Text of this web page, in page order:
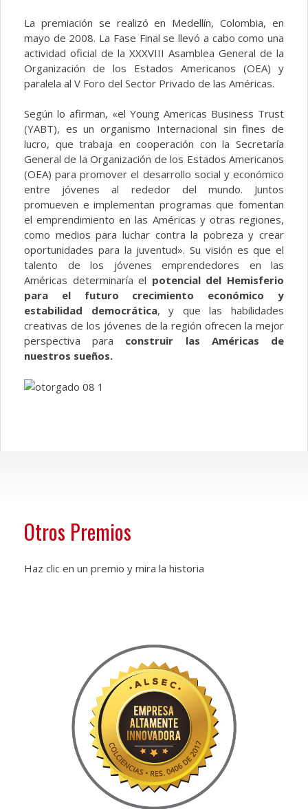
La premiación se realizó en Medellín, Colombia, en
mayo de 2008. La Fase Final se llevó a cabo como una
actividad oficial de la XXXVIII Asamblea General de la
Organización de los Estados Americanos (OEA) y
paralela al V Foro del Sector Privado de las Américas.
Según lo afirman, «el Young Americas Business Trust
(YABT), es un organismo Internacional sin fines de
lucro, que trabaja en cooperación con la Secretaría
General de la Organización de los Estados Americanos
(OEA) para promover el desarrollo social y económico
entre jóvenes al rededor del mundo. Juntos
promueven e implementan programas que fomentan
el emprendimiento en las Américas y otras regiones,
como medios para luchar contra la pobreza y crear
oportunidades para la juventud». Su visión es que el
talento de los jóvenes emprendedores en las
Américas determinaría el potencial del Hemisferio
para el futuro
crecimiento económico y
estabilidad democrática, y que las habilidades
creativas de los jóvenes de la región ofrecen la mejor
perspectiva para construir las Américas de
nuestros sueños.
Otros Premios
Haz clic en un premio y mira la historia